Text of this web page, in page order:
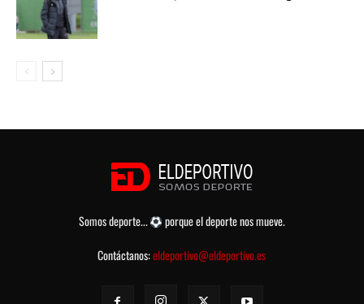
Somos deporte...
porque el deporte nos mueve.
Contáctanos:eldeportivo@eldeportivo.es